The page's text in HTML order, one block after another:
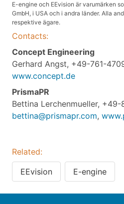
E-engine och EEvision är varumärken
GmbH, i USA och i andra länder. Alla
respektive ägare.
Contacts:
Concept Engineering
Gerhard Angst, +49-761-
www.concept.de
PrismaPR
Bettina Lerchenmueller, +49-
bettina@prismapr.com,
Related:
EEvision
E-engine